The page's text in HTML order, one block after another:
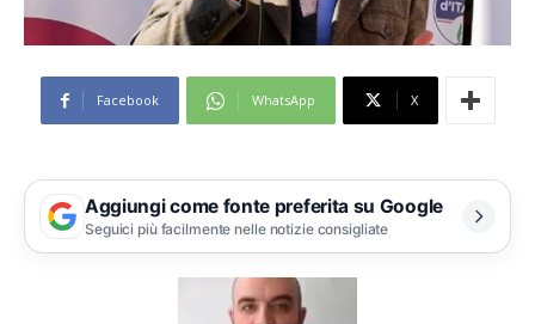
Facebook WhatsApp X
Aggiungi come fonte preferita su Google
Seguici più facilmente nelle notizie consigliate